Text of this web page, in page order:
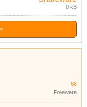
0 kB
66
Freeware